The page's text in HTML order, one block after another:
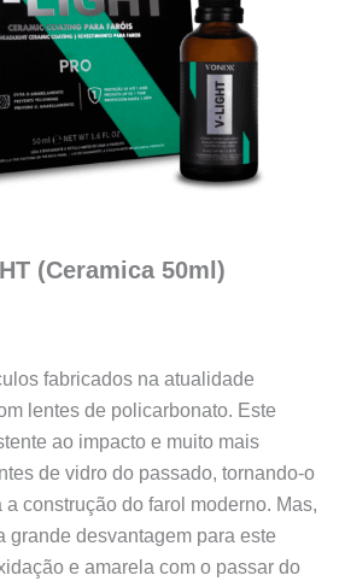
(Ceramica 50ml)
fabricados na atualidade
lentes de policarbonato. Este
ao impacto e muito mais
de vidro do passado, tornando-o
construção do farol moderno. Mas,
grande desvantagem para este
e amarela com o passar do